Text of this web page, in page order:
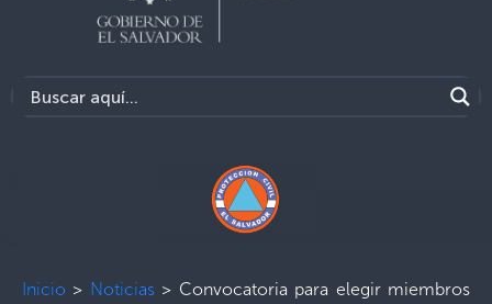
Inicio > Noticias> Convocatoria para elegir miembros